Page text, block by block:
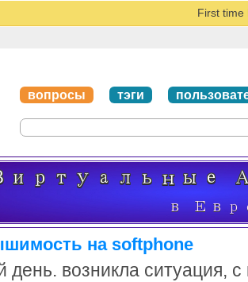
First time
вопросы тэги
на softphone
день. возникла ситуация, с